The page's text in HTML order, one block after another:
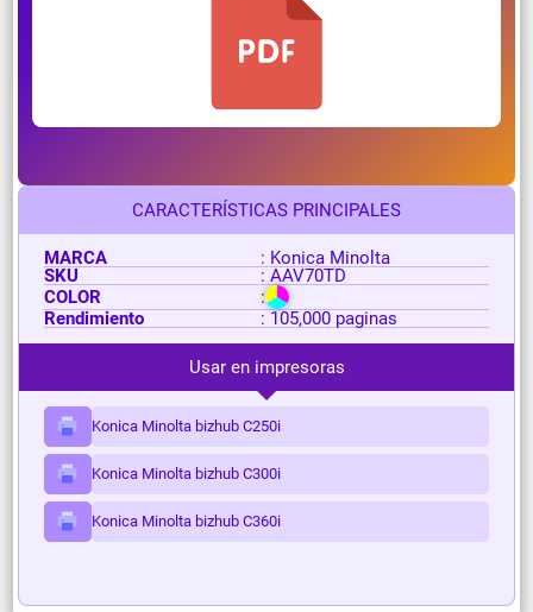
CARACTERÍSTICAS PRINCIPALES
MARCA
: Konica Minolta
SKU
: AAV70TD
COLOR
:
Rendimiento
: 105,000 paginas
Usar en impresoras
Konica Minolta bizhub C250i
Konica Minolta bizhub C300i
Konica Minolta bizhub C360i